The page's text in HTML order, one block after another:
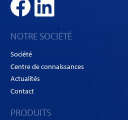
NOTRE SOCIÉTÉ
Société
Centre de connaissances
Actualités
Contact
PRODUITS